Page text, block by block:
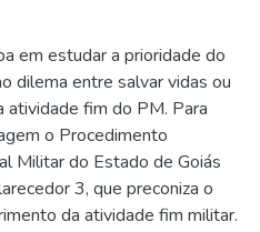
em estudar a prioridade do
dilema entre salvar vidas ou
atividade fim do PM. Para
o Procedimento
Militar do Estado de Goiás
3, que preconiza o
da atividade fim militar.